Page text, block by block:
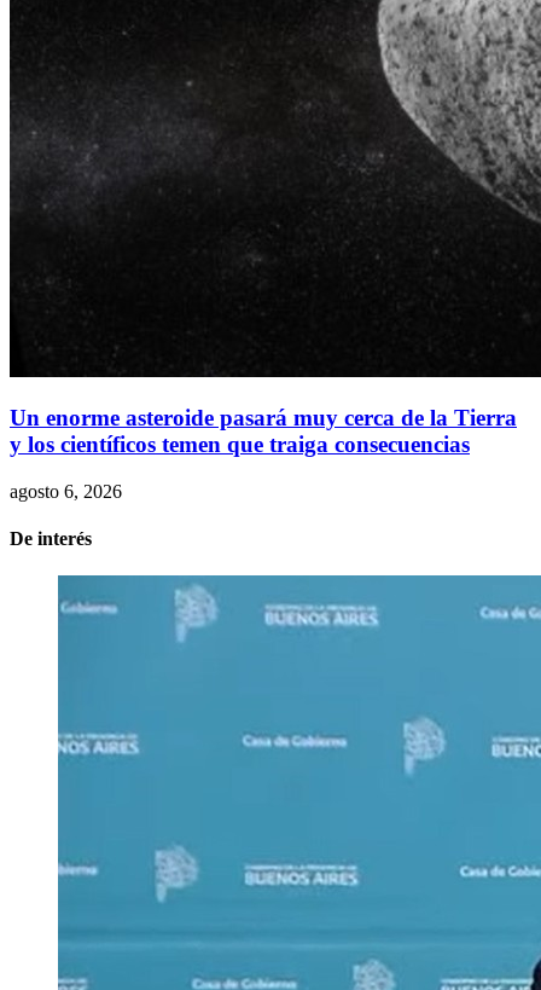
Un enorme asteroide pasará muy cerca de la Tierra
y los científicos temen que traiga consecuencias
agosto 6, 2026
De interés